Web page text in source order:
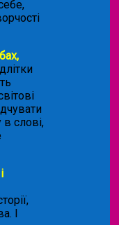
в слові,
І